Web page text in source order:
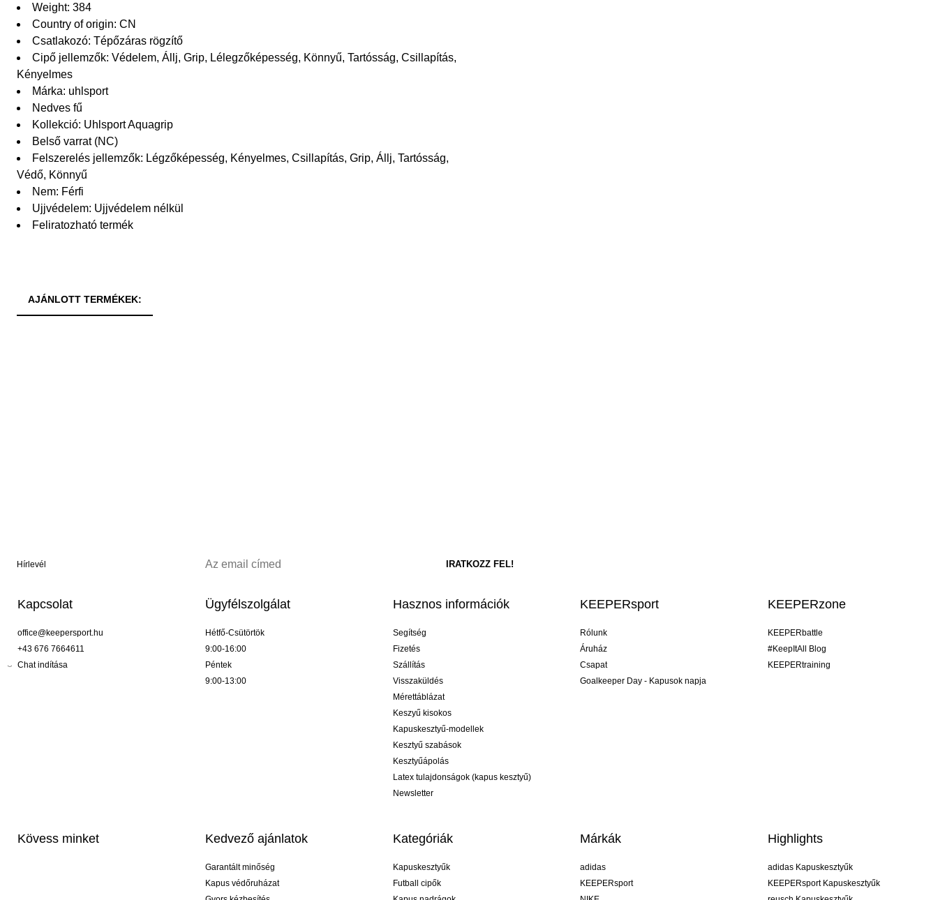
Weight: 384
Country of origin: CN
Csatlakozó: Tépőzáras rögzítő
Cipő jellemzők: Védelem, Állj, Grip, Lélegzőképesség, Könnyű, Tartósság, Csillapítás,
Kényelmes
Márka: uhlsport
Nedves fű
Kollekció: Uhlsport Aquagrip
Belső varrat (NC)
Felszerelés jellemzők: Légzőképesség, Kényelmes, Csillapítás, Grip, Állj, Tartósság,
Védő, Könnyű
Nem: Férfi
Ujjvédelem: Ujjvédelem nélkül
Feliratozható termék
AJÁNLOTT TERMÉKEK:
Hírlevél
Kapcsolat
office@keepersport.hu
+43 676 7664611
Chat indítása
Ügyfélszolgálat
Hétfő-Csütörtök
9:00-16:00
Péntek
9:00-13:00
Hasznos információk
Segítség
Fizetés
Szállítás
Visszaküldés
Mérettáblázat
Keszyű kisokos
Kapuskesztyű-modellek
Kesztyű szabások
Kesztyűápolás
Latex tulajdonságok (kapus kesztyű)
Newsletter
KEEPERsport
Rólunk
Áruház
Csapat
Goalkeeper Day - Kapusok napja
KEEPERzone
KEEPERbattle
#KeepItAll Blog
KEEPERtraining
Kövess minket Kedvező ajánlatok
Garantált minőség
Kapus védőruházat
Kategóriák
Kapuskesztyűk
Futball cipők
Márkák
adidas
KEEPERsport
Highlights
adidas Kapuskesztyűk
KEEPERsport Kapuskesztyűk